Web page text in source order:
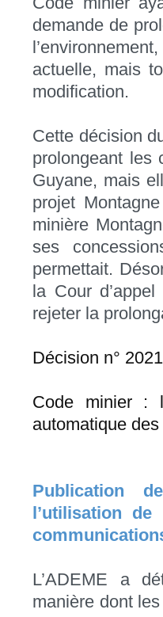
demande de
actuelle, mais
modification.
Cette décision
prolongeant les
Guyane, mais
projet
minière
ses
permettait.
la Cour
rejeter la
Décision n°
Code minier :
automatique
Publication
l’utilisation
L’ADEME a
manière dont